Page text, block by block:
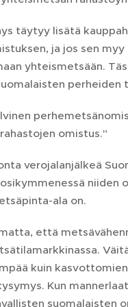
täytyy lisätä
ja jos sen
yhteismetsään.
perheiden
omistus."
verojalanjälkeä
niiden
ala on.
että
kuin
Kun
suomalaisten